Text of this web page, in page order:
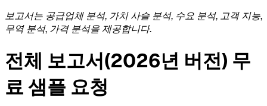
보고서는 공급업체 분석, 가치 사슬 분석, 수요 분석, 고객 지능,
무역 분석, 가격 분석을 제공합니다.
전체 보고서(2026년 버전) 무
료 샘플 요청